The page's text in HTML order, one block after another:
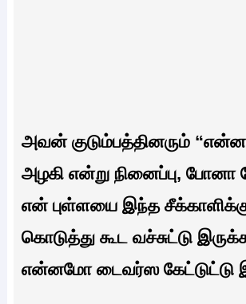
அவன் குடும்பத்தினரும்
அழகி என்று நினைப்பு, போனா
என் புள்ளயை இந்த
கொடுத்து கூட வச்சுட்டு
என்னமோ டைவர்ஸ கேட்டுட்டு